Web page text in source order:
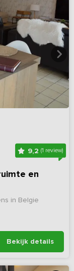
9,2 (1 review)
en
in Belgie
Bekijk details